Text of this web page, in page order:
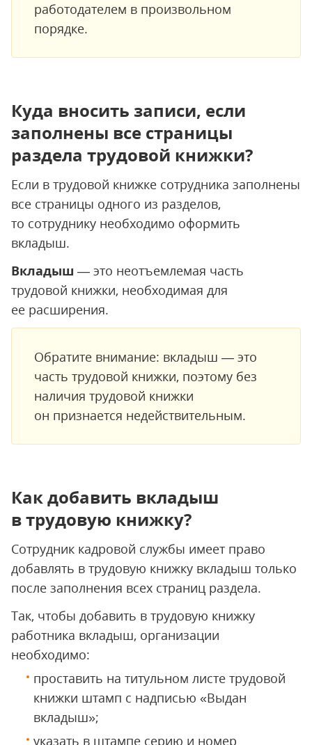
работодателем в произвольном
порядке.
Куда вносить записи, если
заполнены все страницы
раздела трудовой книжки?
Если в трудовой книжке сотрудника заполнены
все страницы одного из разделов,
то сотруднику необходимо оформить
вкладыш.
Вкладыш — это неотъемлемая часть
трудовой книжки, необходимая для
ее расширения.
Обратите внимание: вкладыш — это
часть трудовой книжки, поэтому без
наличия трудовой книжки
он признается недействительным.
Как добавить вкладыш
в трудовую книжку?
Сотрудник кадровой службы имеет право
добавлять в трудовую книжку вкладыш только
после заполнения всех страниц раздела.
Так, чтобы добавить в трудовую книжку
работника вкладыш, организации
необходимо:
проставить на титульном листе трудовой
книжки штамп с надписью «Выдан
вкладыш»;
указать в штампе серию и номер